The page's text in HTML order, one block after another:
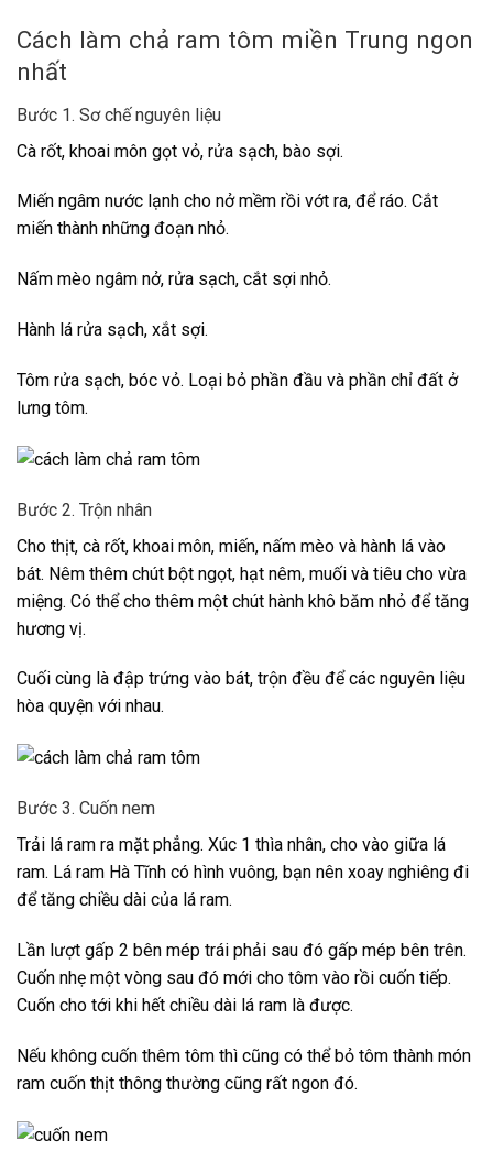
Cách làm chả ram tôm miền Trung ngon
nhất
Bước 1. Sơ chế nguyên liệu
Cà rốt, khoai môn gọt vỏ, rửa sạch, bào sợi.
Miến ngâm nước lạnh cho nở mềm rồi vớt ra, để ráo. Cắt
miến thành những đoạn nhỏ.
Nấm mèo ngâm nở, rửa sạch, cắt sợi nhỏ.
Hành lá rửa sạch, xắt sợi.
Tôm rửa sạch, bóc vỏ. Loại bỏ phần đầu và phần chỉ đất ở
lưng tôm.
Bước 2. Trộn nhân
Cho thịt, cà rốt, khoai môn, miến, nấm mèo và hành lá vào
bát. Nêm thêm chút bột ngọt, hạt nêm, muối và tiêu cho vừa
miệng. Có thể cho thêm một chút hành khô băm nhỏ để tăng
hương vị.
Cuối cùng là đập trứng vào bát, trộn đều để các nguyên liệu
hòa quyện với nhau.
Bước 3. Cuốn nem
Trải lá ram ra mặt phẳng. Xúc 1 thìa nhân, cho vào giữa lá
ram. Lá ram Hà Tĩnh có hình vuông, bạn nên xoay nghiêng đi
để tăng chiều dài của lá ram.
Lần lượt gấp 2 bên mép trái phải sau đó gấp mép bên trên.
Cuốn nhẹ một vòng sau đó mới cho tôm vào rồi cuốn tiếp.
Cuốn cho tới khi hết chiều dài lá ram là được.
Nếu không cuốn thêm tôm thì cũng có thể bỏ tôm thành món
ram cuốn thịt thông thường cũng rất ngon đó.